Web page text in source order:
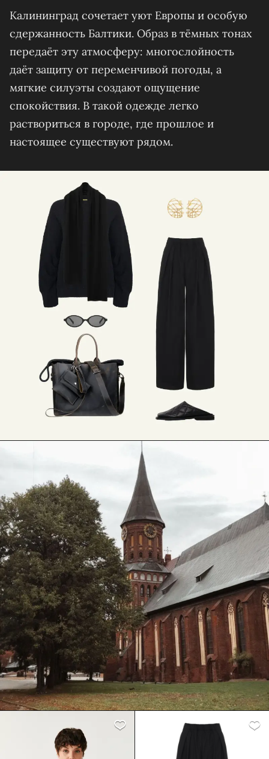
Калининград сочетает уют Европы и особую
сдержанность Балтики. Образ в тёмных тонах
передаёт эту атмосферу: многослойность
даёт защиту от переменчивой погоды, а
мягкие силуэты создают ощущение
спокойствия. В такой одежде легко
раствориться в городе, где прошлое и
настоящее существуют рядом.